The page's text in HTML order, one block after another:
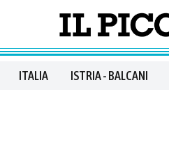
ITALIA ISTRIA - BALCANI